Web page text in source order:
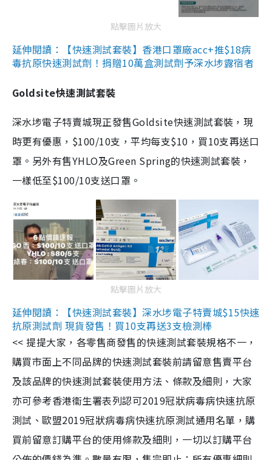
點擊圖片放大
延伸閱讀：【快速測試套裝】香港口罩廠acc+推$18病
毒抗原快速測試劑！捐贈10萬盒測試劑予深水埗露宿者
Goldsite快速測試套裝
深水埗電子特賣城現正發售Goldsite快速測試套裝，現
時更有優惠，$100/10支，平均每支$10，買10支再送口
罩。另外有售YHLO及Green Spring的快速測試套裝，
一樣低至$100/10支送口罩。
點擊圖片放大
延伸閱讀：【快速測試套裝】深水埗電子特賣城$15快速
抗原測試劑 現貨發售！買10支再送3支檢測棒
<< 提提大家，各零售商發售的快速測試套裝規格不一，
購買市面上不同品牌的快速測試套裝前請留意售賣平台
及該品牌的快速測試套裝使用方法、條款及細則，大家
亦可參考香港衞生署表列認可2019冠狀病毒病快速抗原
測試、歐盟2019冠狀病毒病快速抗原測試通用名單，購
買前留意訂購平台的使用條款及細則，一切以訂購平台